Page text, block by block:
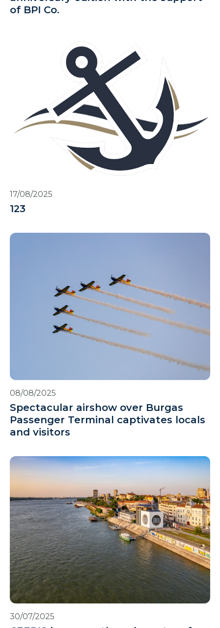
of BPI Co.
17/08/2025
123
08/08/2025
Spectacular airshow over Burgas
Passenger Terminal captivates locals
and visitors
30/07/2025